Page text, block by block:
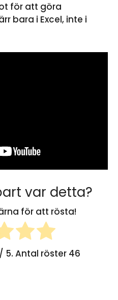
för att göra
bara i Excel, inte i
var detta?
för att rösta!
/ 5. Antal röster 46